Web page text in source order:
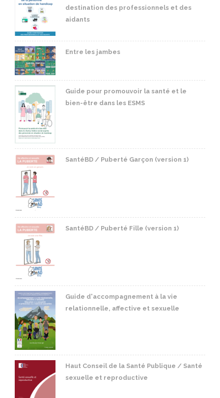
destination des professionnels et des
aidants
Entre les jambes
Guide pour promouvoir la santé et le
bien-être dans les ESMS
SantéBD / Puberté Garçon (version 1)
SantéBD / Puberté Fille (version 1)
Guide d'accompagnement à la vie
relationnelle, affective et sexuelle
Haut Conseil de la Santé Publique / Santé
sexuelle et reproductive